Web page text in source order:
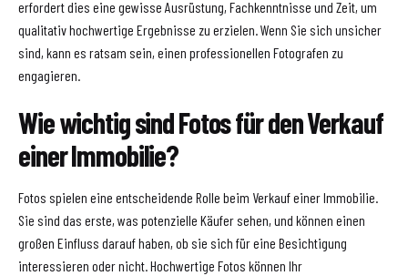
erfordert dies eine gewisse Ausrüstung, Fachkenntnisse und Zeit, um
qualitativ hochwertige Ergebnisse zu erzielen. Wenn Sie sich unsicher
sind, kann es ratsam sein, einen professionellen Fotografen zu
engagieren.
Wie wichtig sind Fotos für den Verkauf
einer Immobilie?
Fotos spielen eine entscheidende Rolle beim Verkauf einer Immobilie.
Sie sind das erste, was potenzielle Käufer sehen, und können einen
großen Einfluss darauf haben, ob sie sich für eine Besichtigung
interessieren oder nicht. Hochwertige Fotos können Ihr